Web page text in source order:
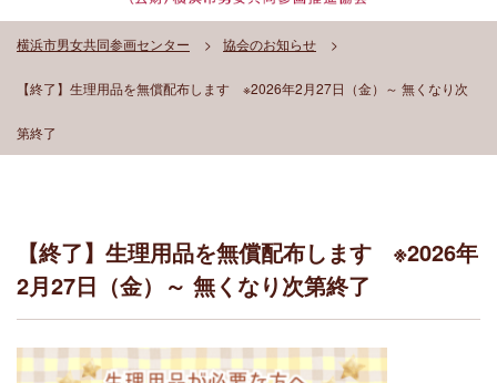
横浜市男女共同参画センター 協会のお知らせ
【終了】生理用品を無償配布します ※2026年2月27日（金）～ 無くなり次
第終了
【終了】生理用品を無償配布します ※2026年
2月27日（金）～ 無くなり次第終了